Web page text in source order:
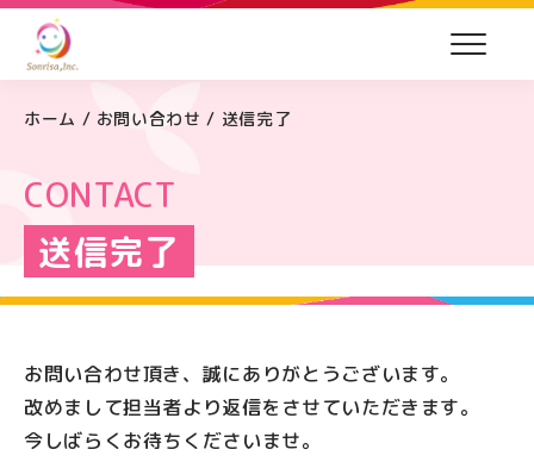
ホーム / お問い合わせ / 送信完了
CONTACT
送信完了
お問い合わせ頂き、誠にありがとうございます。
改めまして担当者より返信をさせていただきます。
今しばらくお待ちくださいませ。